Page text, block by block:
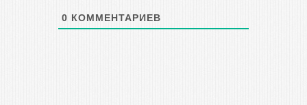
0 КОММЕНТАРИЕВ